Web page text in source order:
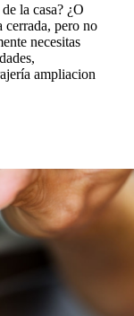
la casa? ¿O
cerrada, pero no
necesitas
ampliacion